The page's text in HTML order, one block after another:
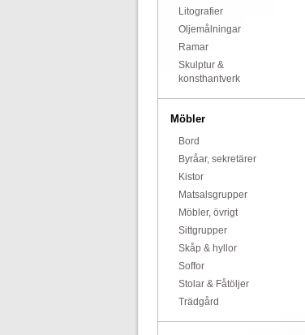
Litografier
Oljemålningar
Ramar
Skulptur &
konsthantverk
Möbler
Bord
Byråar, sekretärer
Kistor
Matsalsgrupper
Möbler, övrigt
Sittgrupper
Skåp & hyllor
Soffor
Stolar & Fåtöljer
Trädgård